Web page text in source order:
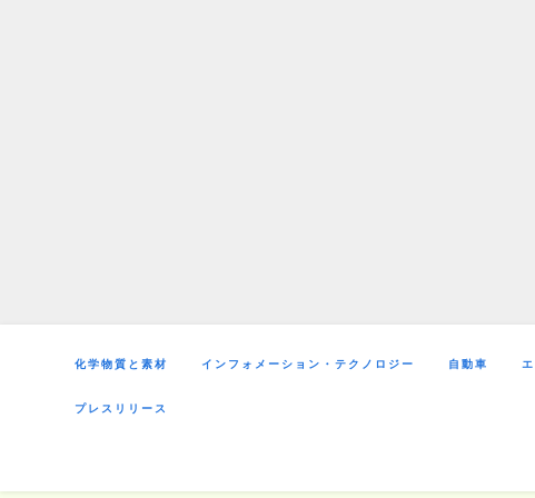
化学物質と素材 インフォメーション・テクノロジー 自動車
プレスリリース